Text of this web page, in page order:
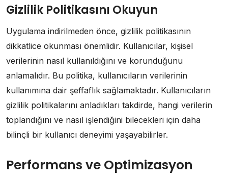
Gizlilik Politikasını Okuyun
Uygulama indirilmeden önce, gizlilik politikasının
dikkatlice okunması önemlidir. Kullanıcılar, kişisel
verilerinin nasıl kullanıldığını ve korunduğunu
anlamalıdır. Bu politika, kullanıcıların verilerinin
kullanımına dair şeffaflık sağlamaktadır. Kullanıcıların
gizlilik politikalarını anladıkları takdirde, hangi verilerin
toplandığını ve nasıl işlendiğini bilecekleri için daha
bilinçli bir kullanıcı deneyimi yaşayabilirler.
Performans ve Optimizasyon